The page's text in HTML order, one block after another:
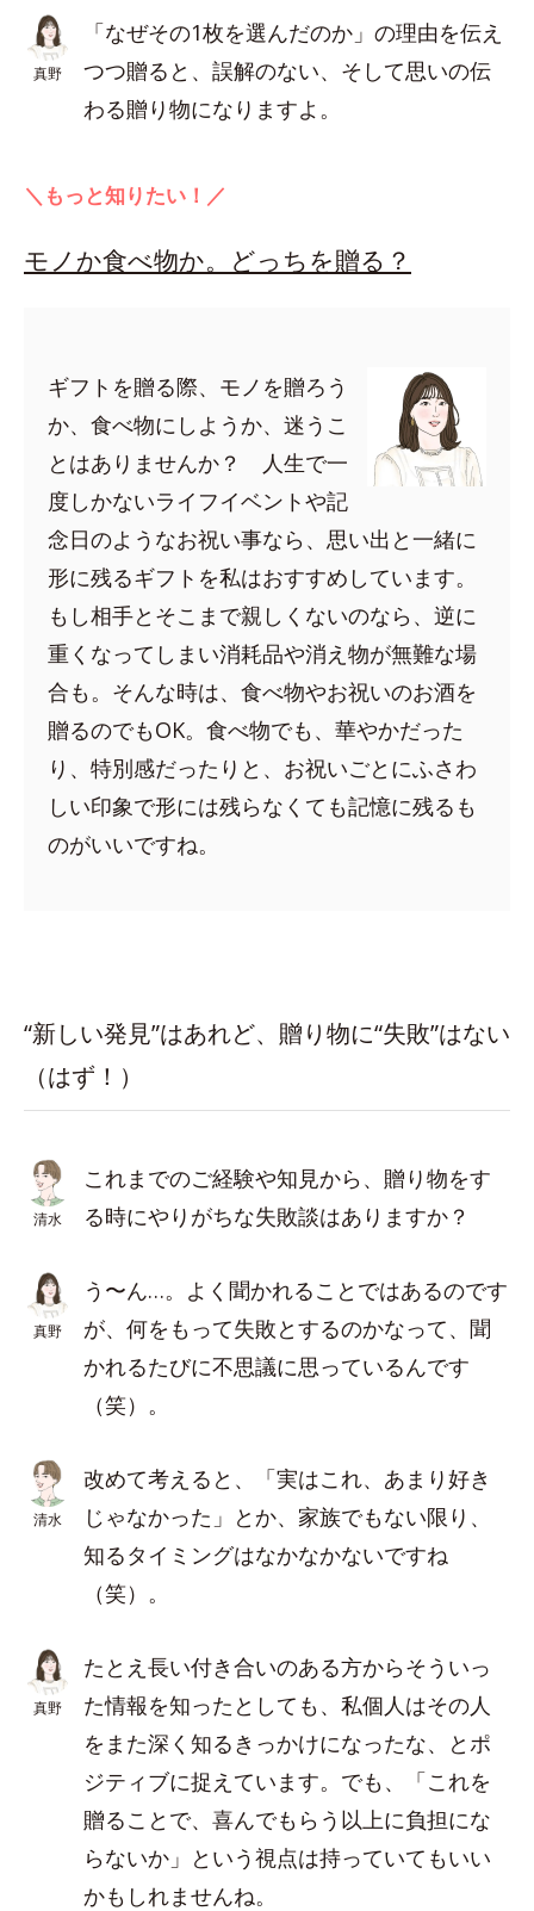
真野
「なぜその1枚を選んだのか」の理由を伝え
つつ贈ると、誤解のない、そして思いの伝
わる贈り物になりますよ。
＼もっと知りたい！／
モノか食べ物か。どっちを贈る？
ギフトを贈る際、モノを贈ろう
か、食べ物にしようか、迷うこ
とはありませんか？ 人生で一
度しかないライフイベントや記
念日のようなお祝い事なら、思い出と一緒に
形に残るギフトを私はおすすめしています。
もし相手とそこまで親しくないのなら、逆に
重くなってしまい消耗品や消え物が無難な場
合も。そんな時は、食べ物やお祝いのお酒を
贈るのでもOK。食べ物でも、華やかだった
り、特別感だったりと、お祝いごとにふさわ
しい印象で形には残らなくても記憶に残るも
のがいいですね。
“新しい発見”はあれど、贈り物に“失敗”はない
（はず！）
清水
これまでのご経験や知見から、贈り物をす
る時にやりがちな失敗談はありますか？
真野
う〜ん…。よく聞かれることではあるのです
が、何をもって失敗とするのかなって、聞
かれるたびに不思議に思っているんです
（笑）。
清水
改めて考えると、「実はこれ、あまり好き
じゃなかった」とか、家族でもない限り、
知るタイミングはなかなかないですね
（笑）。
真野
たとえ長い付き合いのある方からそういっ
た情報を知ったとしても、私個人はその人
をまた深く知るきっかけになったな、とポ
ジティブに捉えています。でも、「これを
贈ることで、喜んでもらう以上に負担にな
らないか」という視点は持っていてもいい
かもしれませんね。